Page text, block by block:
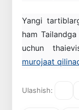
Yangi
ham
uchun
murojaat
Ulashish: